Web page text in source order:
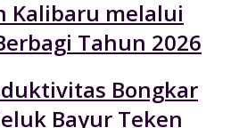
Kalibaru melalui
Tahun 2026
Bongkar
Bayur Teken